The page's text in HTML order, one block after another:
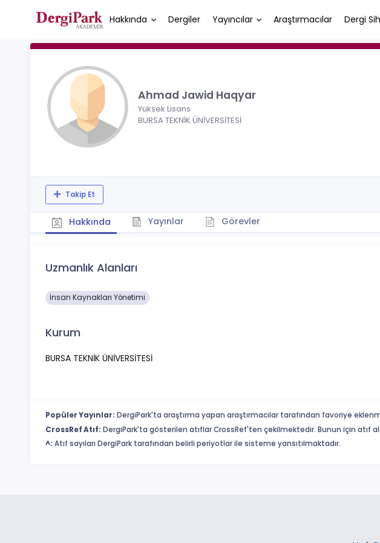
Hakkında Dergiler Yayıncılar Araştırmacılar Dergi
Ahmad Jawid Haqyar
Yüksek Lisans
BURSA TEKNİK ÜNİVERSİTESİ
Takip Et
Hakkında Yayınlar Görevler
Uzmanlık Alanları
İnsan Kaynakları Yönetimi
Kurum
BURSA TEKNİK ÜNİVERSİTESİ
Popüler Yayınlar: DergiPark'ta araştırma yapan araştırmacılar tarafından favoriye
CrossRef Atıf: DergiPark'ta gösterilen atıflar CrossRef'ten çekilmektedir. Bunun için atıf
^: Atıf sayıları DergiPark tarafından belirli periyotlar ile sisteme yansıtılmaktadır.